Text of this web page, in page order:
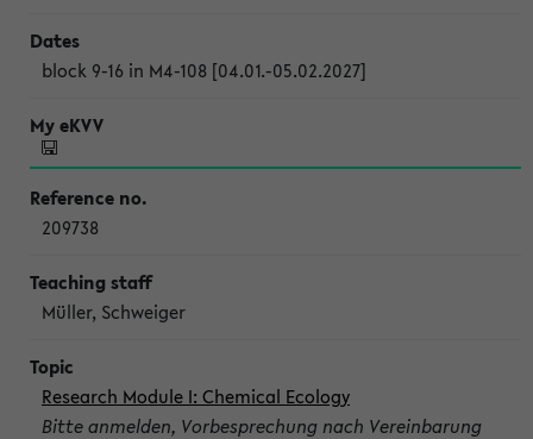
block 9-16 in M4-108 [04.01.-05.02.2027]
209738
Müller, Schweiger
Research Module I: Chemical Ecology
Bitte anmelden, Vorbesprechung nach Vereinbarung